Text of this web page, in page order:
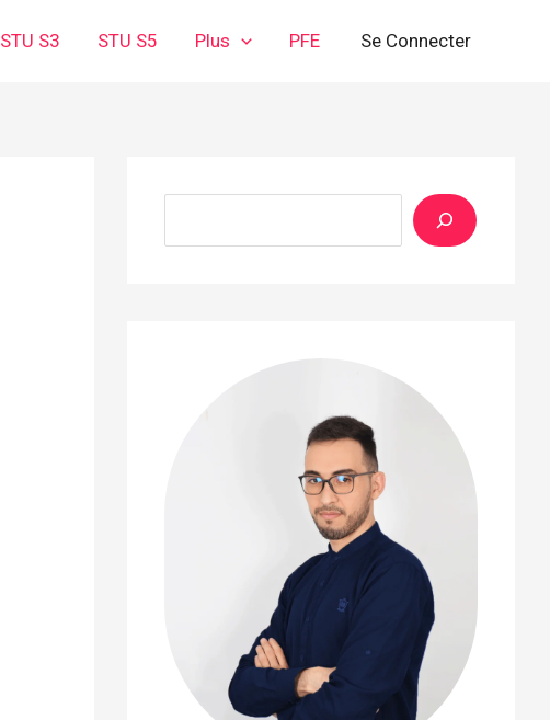
STU S3 STU S5 Plus PFE Se Connecter